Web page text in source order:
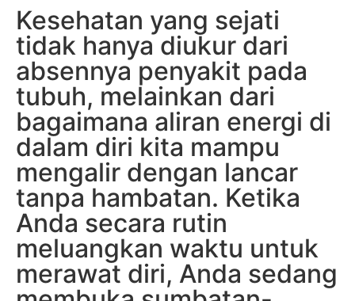
Kesehatan yang sejati
tidak hanya diukur dari
absennya penyakit pada
tubuh, melainkan dari
bagaimana aliran energi di
dalam diri kita mampu
mengalir dengan lancar
tanpa hambatan. Ketika
Anda secara rutin
meluangkan waktu untuk
merawat diri, Anda sedang